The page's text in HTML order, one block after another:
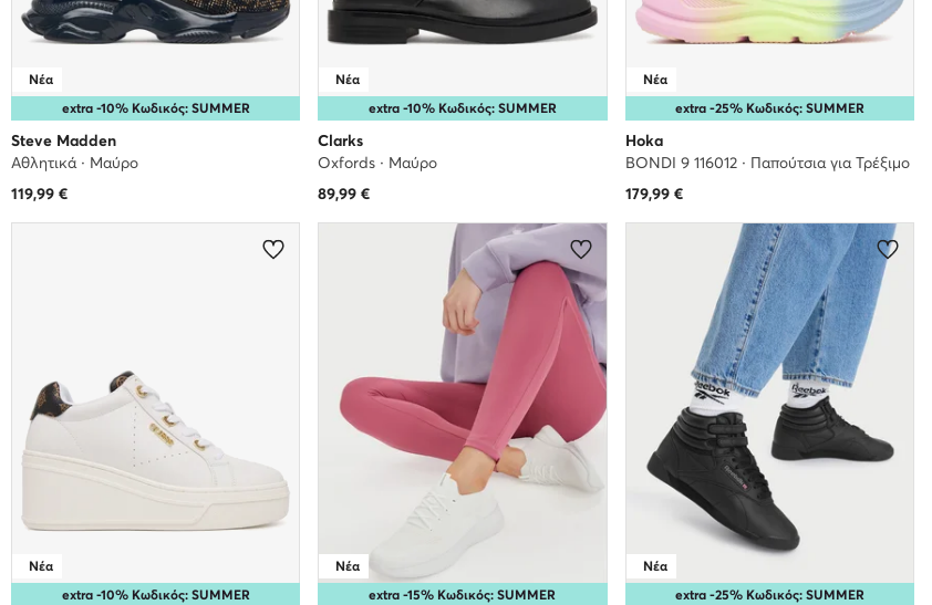
extra -10% Κωδικός: SUMMER
Νέα
Steve Madden
Αθλητικά · Μαύρο
119,99€
extra -10% Κωδικός: SUMMER
Νέα
Clarks
Oxfords · Μαύρο
89,99 €
extra -25% Κωδικός: SUMMER
Νέα
Hoka
BONDI 9 116012 · Παπούτσια για Τρέξιμο
179,99€
extra -10% Κωδικός: SUMMER
Νέα
extra -15% Κωδικός: SUMMER
Νέα
extra -25% Κωδικός: SUMMER
Νέα